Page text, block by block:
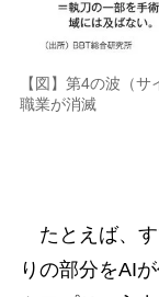
【図】第4の波（
職業が消滅
たとえば、す
りの部分をAI